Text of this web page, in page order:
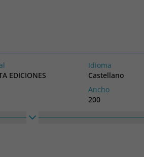
EDICIONES
Idioma
Castellano
Ancho
200